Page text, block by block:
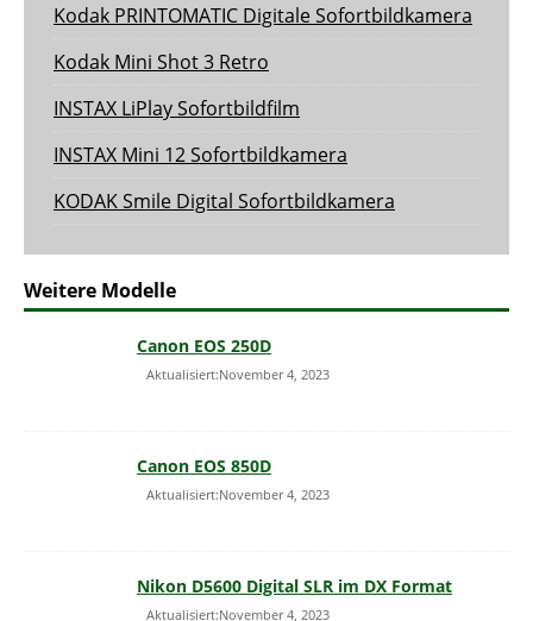
Kodak PRINTOMATIC Digitale Sofortbildkamera
Kodak Mini Shot 3 Retro
INSTAX LiPlay Sofortbildfilm
INSTAX Mini 12 Sofortbildkamera
KODAK Smile Digital Sofortbildkamera
Weitere Modelle
Canon EOS 250D
Aktualisiert:November 4, 2023
Canon EOS 850D
Aktualisiert:November 4, 2023
Nikon D5600 Digital SLR im DX Format
Aktualisiert:November 4, 2023